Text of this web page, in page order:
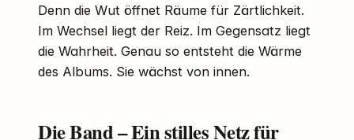
Denn die Wut öffnet Räume für Zärtlichkeit.
Im Wechsel liegt der Reiz. Im Gegensatz liegt
die Wahrheit. Genau so entsteht die Wärme
des Albums. Sie wächst von innen.
Die Band – Ein stilles Netz für